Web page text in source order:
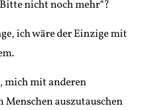
nicht noch mehr“?
ich wäre der Einzige mit
mich mit anderen
Menschen auszutauschen